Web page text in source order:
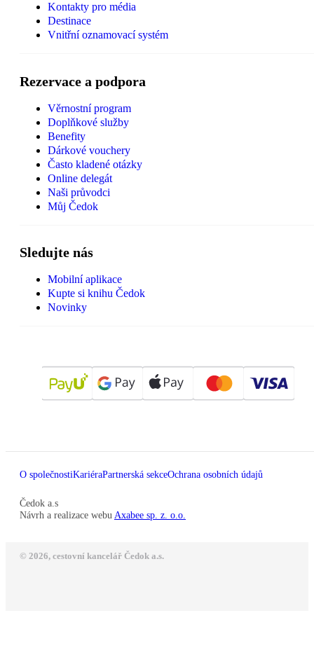
Kontakty pro média
Destinace
Vnitřní oznamovací systém
Rezervace a podpora
Věrnostní program
Doplňkové služby
Benefity
Dárkové vouchery
Často kladené otázky
Online delegát
Naši průvodci
Můj Čedok
Sledujte nás
Mobilní aplikace
Kupte si knihu Čedok
Novinky
O společnostiKariéraPartnerská sekceOchrana osobních údajů
Čedok a.s
Návrh a realizace webu Axabee sp. z. o.o.
© 2026, cestovní kancelář Čedok a.s.